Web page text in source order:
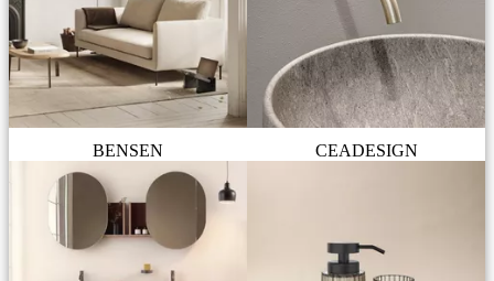
BENSEN CEADESIGN